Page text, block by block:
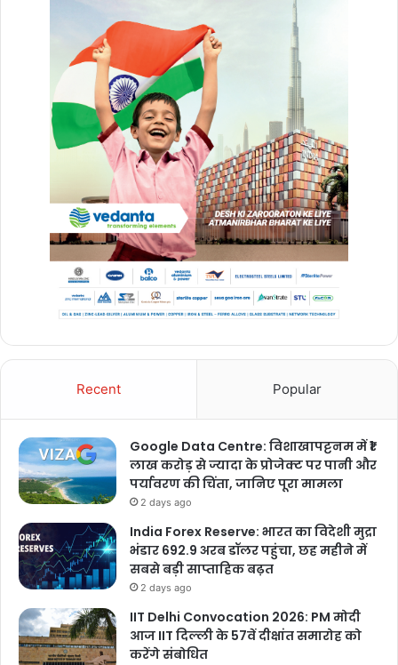
बनती है, हमारा कैरियर भी संवरता है।
महिला एवं बाल विकास तथा समाज कल्याण मंत्री श्रीमती लक्ष्मी राजवाड़े ने
अंतर्राष्ट्रीय योग दिवस के अवसर पर कहा कि आज का यह दिन हम सबके लिए
गौरव का दिन, स्वाभिमान का दिन है और उल्लास व खुशी का दिन है। आज हम
अंतर्राष्ट्रीय योग दिवस मना रहे हैं और यह तभी संभव हो पाया है जब देश के
प्रधानमंत्री श्री नरेंद्र मोदी के भगीरथ प्रयास से सर्वे भवन्तु सुखिनः, सर्वे सन्तु
निरामया, सर्वे भद्राणि पश्यन्तु मा कश्चित् दुःखभाग् भवेत् और वसुधैव कुटुंबकम के
भाव को अंतर्राष्ट्रीय योग दिवस के रूप में मनाने पर सहमति दी है। योग कसरत ही
नहीं जीवन जीने का तरीका है। योग जीवन का महत्वपूर्ण अंग है। योग जीवन दर्शन
है, योग कल्याण का मार्ग प्रशस्त करता है। स्वस्थ परिवार, स्वस्थ समाज, स्वस्थ
जीवन का आधार बनाएं। योग में शरीर मन और आत्मा को जोड़ने का विधान है।
Vanshika Pandey
chhattisgarh बुलंद छत्तीसगढ़
Recent Popular
Google Data Centre: विशाखापट्टनम में ₹1
लाख करोड़ से ज्यादा के प्रोजेक्ट पर पानी और
पर्यावरण की चिंता, जानिए पूरा मामला
2 days ago
India Forex Reserve: भारत का विदेशी मुद्रा
भंडार 692.9 अरब डॉलर पहुंचा, छह महीने में
सबसे बड़ी साप्ताहिक बढ़त
2 days ago
IIT Delhi Convocation 2026: PM मोदी
आज IIT दिल्ली के 57वें दीक्षांत समारोह को
करेंगे संबोधित